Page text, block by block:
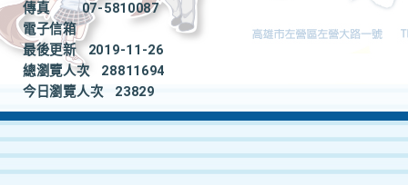
傳真
07-5810087
電子信箱
最後更新
2019-11-26
總瀏覽人次
28811694
今日瀏覽人次
23829